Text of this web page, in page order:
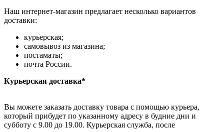
Наш интернет-магазин предлагает несколько вариантов
доставки:
курьерская;
самовывоз из магазина;
постаматы;
почта России.
Курьерская доставка*
Вы можете заказать доставку товара с помощью курьера,
который прибудет по указанному адресу в будние дни и
субботу с 9.00 до 19.00. Курьерская служба, после